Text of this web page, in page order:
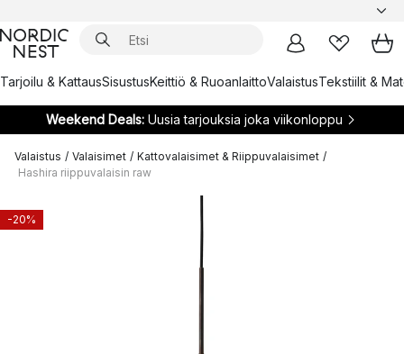
Tarjoilu & KattausSisustusKeittiö & RuoanlaittoValaistusTekstiilit &
Weekend Deals:Uusia tarjouksia joka viikonloppu
Valaistus / Valaisimet / Kattovalaisimet & Riippuvalaisimet /
Hashira riippuvalaisin raw
-20%